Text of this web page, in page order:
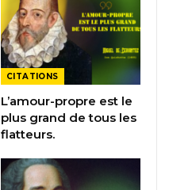
CITATIONS
L’amour-propre est le
plus grand de tous les
flatteurs.